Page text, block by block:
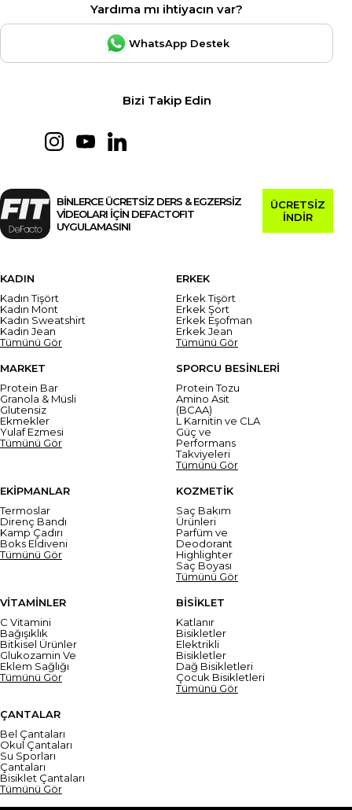
Yardıma mı ihtiyacın var?
WhatsApp Destek
Bizi Takip Edin
BİNLERCE ÜCRETSİZ DERS & EGZERSİZ
VİDEOLARI İÇİN DEFACTOFIT
UYGULAMASINI
ÜCRETSİZ
İNDİR
KADIN
Kadın Tişört
Kadın Mont
Kadın Sweatshirt
Kadın Jean
Tümünü Gör
ERKEK
Erkek Tişört
Erkek Şort
Erkek Eşofman
Erkek Jean
Tümünü Gör
MARKET
Protein Bar
Granola & Müsli
Glutensiz
Ekmekler
Yulaf Ezmesi
Tümünü Gör
SPORCU BESİNLERİ
Protein Tozu
Amino Asit
(BCAA)
L Karnitin ve CLA
Güç ve
Performans
Takviyeleri
Tümünü Gör
EKİPMANLAR
Termoslar
Direnç Bandı
Kamp Çadırı
Boks Eldiveni
Tümünü Gör
KOZMETİK
Saç Bakım
Ürünleri
Parfüm ve
Deodorant
Highlighter
Saç Boyası
Tümünü Gör
VİTAMİNLER
C Vitamini
Bağışıklık
Bitkisel Ürünler
Glukozamin Ve
Eklem Sağlığı
Tümünü Gör
BİSİKLET
Katlanır
Bisikletler
Elektrikli
Bisikletler
Dağ Bisikletleri
Çocuk Bisikletleri
Tümünü Gör
ÇANTALAR
Bel Çantaları
Okul Çantaları
Su Sporları
Çantaları
Bisiklet Çantaları
Tümünü Gör